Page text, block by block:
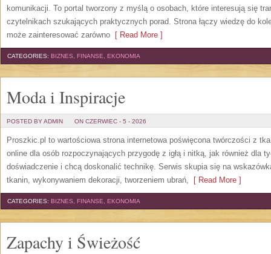
komunikacji. To portal tworzony z myślą o osobach, które interesują się
czytelnikach szukających praktycznych porad. Strona łączy wiedzę do
może zainteresować zarówno [ Read More ]
CATEGORIES: BIZNES, FINANSE, EKONOMIA
Moda i Inspiracje
POSTED BY ADMIN ON CZERWIEC - 5 - 2026
Proszkic.pl to wartościowa strona internetowa poświęcona twórczości z
online dla osób rozpoczynających przygodę z igłą i nitką, jak również dla
doświadczenie i chcą doskonalić technikę. Serwis skupia się na
tkanin, wykonywaniem dekoracji, tworzeniem ubrań, [ Read More ]
CATEGORIES: BIZNES, FINANSE, EKONOMIA
Zapachy i Świeżość